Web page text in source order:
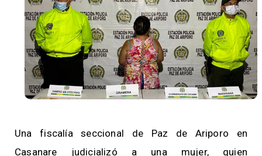
Una fiscalía seccional de Paz de Ariporo en
Casanare judicializó a una mujer, quien